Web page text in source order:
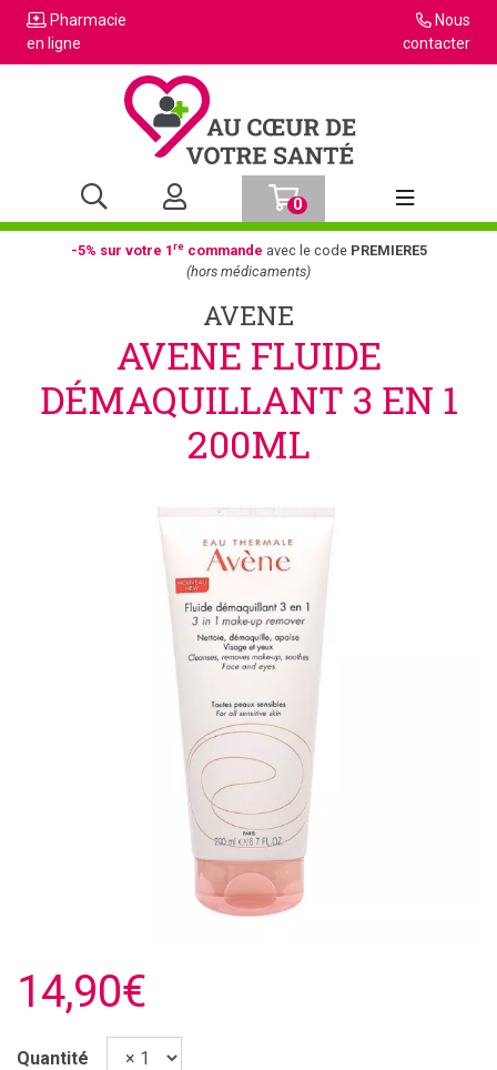
Pharmacie
en ligne
Nous
contacter
0
Afficher la
-5% sur votre 1recommande avec le code PREMIERE5
(hors médicaments)
AVENE
AVENE FLUIDE
DÉMAQUILLANT 3 EN 1
200ML
14,90€
Quantité